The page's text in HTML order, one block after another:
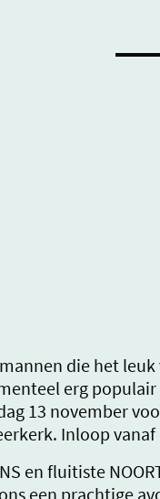
die het
erg
13 november
Inloop
en fluitiste
een prachtige